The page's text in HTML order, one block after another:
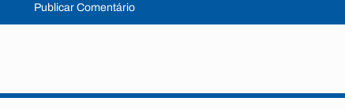
Publicar Comentário